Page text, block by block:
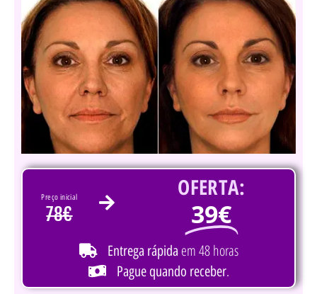
Preço inicial
78€
OFERTA:
39€
Entrega rápida em 48 horas
Pague quando receber.